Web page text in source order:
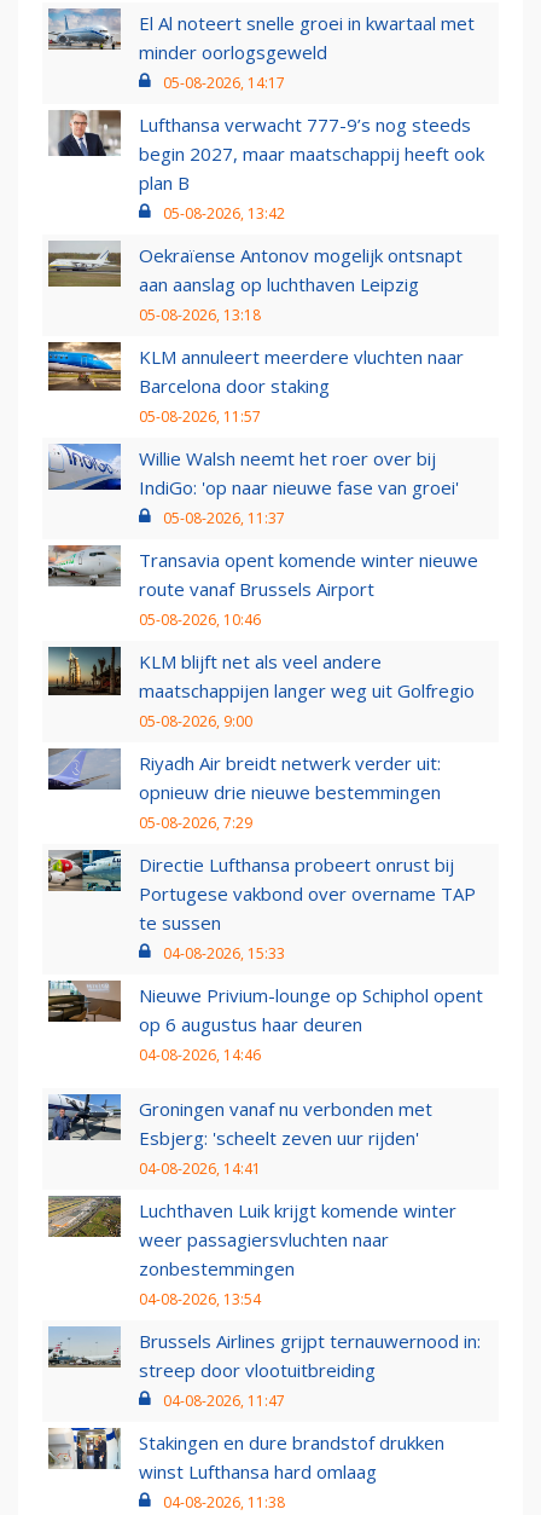
El Al noteert snelle groei in kwartaal met
minder oorlogsgeweld
05-08-2026, 14:17
Lufthansa verwacht 777-9’s nog steeds
begin 2027, maar maatschappij heeft ook
plan B
05-08-2026, 13:42
Oekraïense Antonov mogelijk ontsnapt
aan aanslag op luchthaven Leipzig
05-08-2026, 13:18
KLM annuleert meerdere vluchten naar
Barcelona door staking
05-08-2026, 11:57
Willie Walsh neemt het roer over bij
IndiGo: 'op naar nieuwe fase van groei'
05-08-2026, 11:37
Transavia opent komende winter nieuwe
route vanaf Brussels Airport
05-08-2026, 10:46
KLM blijft net als veel andere
maatschappijen langer weg uit Golfregio
05-08-2026, 9:00
Riyadh Air breidt netwerk verder uit:
opnieuw drie nieuwe bestemmingen
05-08-2026, 7:29
Directie Lufthansa probeert onrust bij
Portugese vakbond over overname TAP
te sussen
04-08-2026, 15:33
Nieuwe Privium-lounge op Schiphol opent
op 6 augustus haar deuren
04-08-2026, 14:46
Groningen vanaf nu verbonden met
Esbjerg: 'scheelt zeven uur rijden'
04-08-2026, 14:41
Luchthaven Luik krijgt komende winter
weer passagiersvluchten naar
zonbestemmingen
04-08-2026, 13:54
Brussels Airlines grijpt ternauwernood in:
streep door vlootuitbreiding
04-08-2026, 11:47
Stakingen en dure brandstof drukken
winst Lufthansa hard omlaag
04-08-2026, 11:38